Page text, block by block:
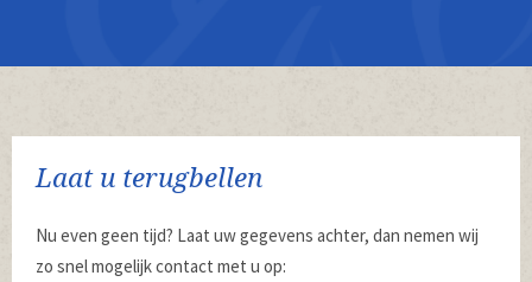
Laat u terugbellen
Nu even geen tijd? Laat uw gegevens achter, dan nemen wij
zo snel mogelijk contact met u op: